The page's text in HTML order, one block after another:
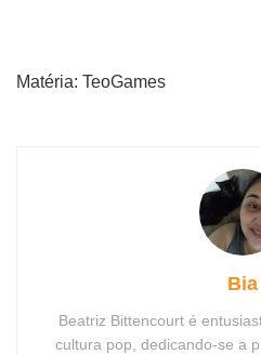
Matéria: TeoGames
Bia
Beatriz Bittencourt é
cultura pop, dedicando-se a